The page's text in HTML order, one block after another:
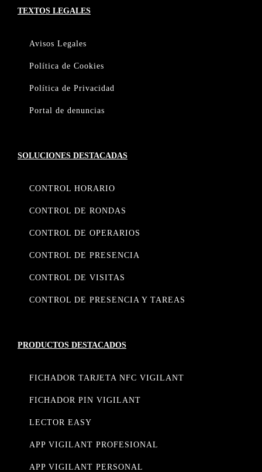
TEXTOS LEGALES
Avisos Legales
Política de Cookies
Política de Privacidad
Portal de denuncias
SOLUCIONES DESTACADAS
CONTROL HORARIO
CONTROL DE RONDAS
CONTROL DE OPERARIOS
CONTROL DE PRESENCIA
CONTROL DE VISITAS
CONTROL DE PRESENCIA Y TAREAS
PRODUCTOS DESTACADOS
FICHADOR TARJETA NFC VIGILANT
FICHADOR PIN VIGILANT
LECTOR EASY
APP VIGILANT PROFESIONAL
APP VIGILANT PERSONAL